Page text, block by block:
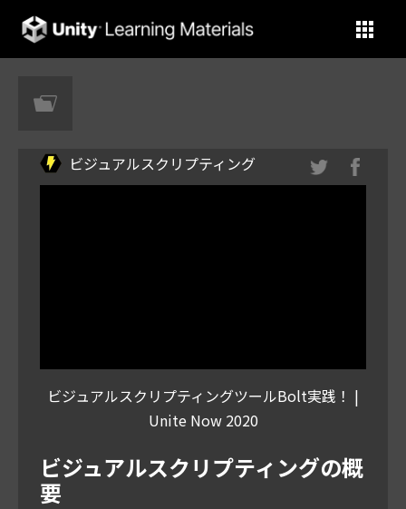
Unity Learning Materials
ビジュアルスクリプティング
ビジュアルスクリプティングツールBolt実践！ |
Unite Now 2020
ビジュアルスクリプティングの概
要